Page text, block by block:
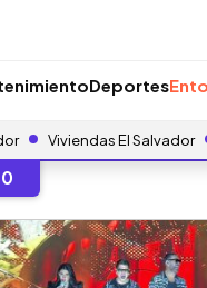
Deportes
Viviendas El Salvador